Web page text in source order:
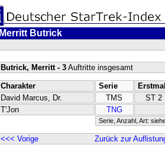
Merritt Butrick
Butrick, Merritt - 3Auftritte insgesamt
Charakter Serie
David Marcus, Dr.
TMS
ST 2
T'Jon
TNG
Serie, Anzahl, Art:
<<< Vorige Zurück zur